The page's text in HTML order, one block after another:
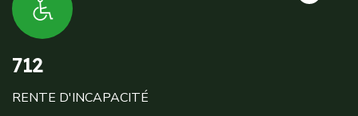
712
RENTE D'INCAPACITÉ